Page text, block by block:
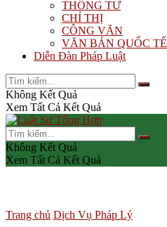
THÔNG TƯ
CHỈ THỊ
CÔNG VĂN
VĂN BẢN QUỐC TẾ
Diễn Đàn Pháp Luật
Không Kết Quả
Xem Tất Cả Kết Quả
Không Kết Quả
Xem Tất Cả Kết Quả
Trang chủ Dịch Vụ Pháp Lý